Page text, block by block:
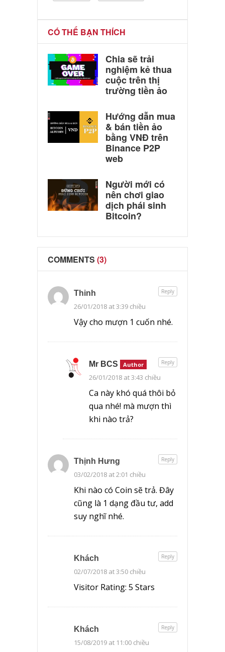
CÓ THỂ BẠN THÍCH
Chia sẽ trải
nghiệm kẻ thua
cuộc trên thị
trường tiền ảo
Hướng dẫn mua
& bán tiền ảo
bằng VNĐ trên
Binance P2P
web
Người mới có
nên chơi giao
dịch phái sinh
Bitcoin?
COMMENTS (3)
Thinh
26/01/2018 at 3:39 chiều
Vậy cho mượn 1 cuốn nhé.
Reply
Mr BCS Author
26/01/2018 at 3:43 chiều
Ca này khó quá thôi bỏ
qua nhé! mà mượn thì
khi nào trả?
Reply
Thịnh Hưng
03/02/2018 at 2:01 chiều
Khi nào có Coin sẽ trả. Đây
cũng là 1 dạng đầu tư, add
suy nghĩ nhé.
Reply
Khách
02/07/2018 at 3:50 chiều
Visitor Rating: 5 Stars
Reply
Khách
15/08/2019 at 11:00 chiều
Reply